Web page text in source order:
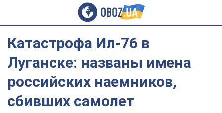
Катастрофа Ил-76 в
Луганске: названы имена
российских наемников,
сбивших самолет